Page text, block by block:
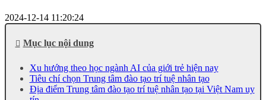
2024-12-14 11:20:24
Mục lục nội dung
Xu hướng theo học ngành AI của giới trẻ hiện nay
Tiêu chí chọn Trung tâm đào tạo trí tuệ nhân tạo
Địa điểm Trung tâm đào tạo trí tuệ nhân tạo tại Việt Nam uy